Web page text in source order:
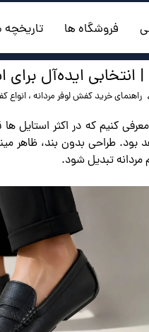
فروشگاه ها تاریخچه
انتخابی ایده‌آل
راهنمای خرید کفش لوفر مردانه ، انواع
کنیم که در اکثر استایل
بود. طراحی بدون بند، ظاهر
تبدیل شود.